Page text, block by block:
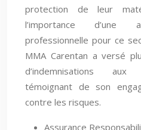
protection de leur
l’importance d’une
professionnelle pour ce
MMA Carentan a versé
d’indemnisations
témoignant de son
contre les risques.
Assurance